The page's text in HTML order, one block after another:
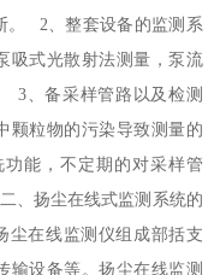
。 2、整套设备的监测系
吸式光散射法测量，泵流
3、备采样管路以及检测
颗粒物的污染导致测量的
能，不定期的对采样管
、扬尘在线式监测系统的
在线监测仪组成部括支
输设备等。扬尘在线监测